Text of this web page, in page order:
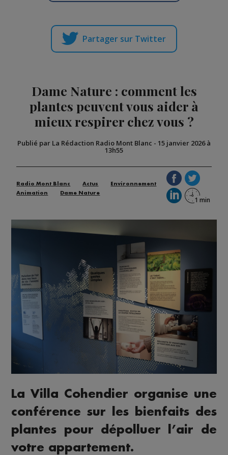
Partager sur Twitter
Dame Nature : comment les
plantes peuvent vous aider à
mieux respirer chez vous ?
Publié par La Rédaction Radio Mont Blanc - 15 janvier 2026 à
13h55
Radio Mont Blanc Actus
Environnement
Animation
Dame Nature
La Villa Cohendier organise une
conférence sur les bienfaits des
plantes pour dépolluer l’air de
votre appartement.